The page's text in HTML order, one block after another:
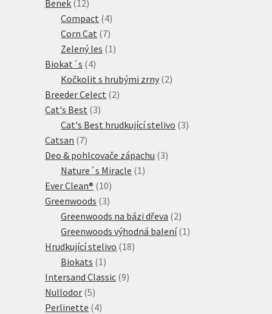
Benek 12
produktů
Compact 44
produkty
Corn Cat 77
produktů
Zelený les 1 1
Biokat´s 44
produkty
Kočkolit s hrubými zrny 22
Breeder Celect 22
Cat's Best 33
produkty
Cat's Best hrudkující stelivo 33
Catsan 77
produktů
Deo & pohlcovače zápachu 33
Nature´s Miracle 1 1
Ever Clean® 1010
produktů
Greenwoods 33
produkty
Greenwoods na bázi dřeva 22
produkty
Greenwoods výhodná balení 1 1
Hrudkující stelivo 1818
Biokats 1 1
produkt
Intersand Classic 99
Nullodor 55
produktů
Perlinette 44